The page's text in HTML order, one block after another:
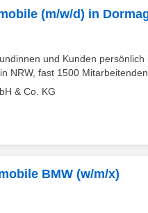
(m/w/d) in
und Kunden
NRW, fast 1500 Mitarbeitenden
& Co. KG
BMW (w/m/x)